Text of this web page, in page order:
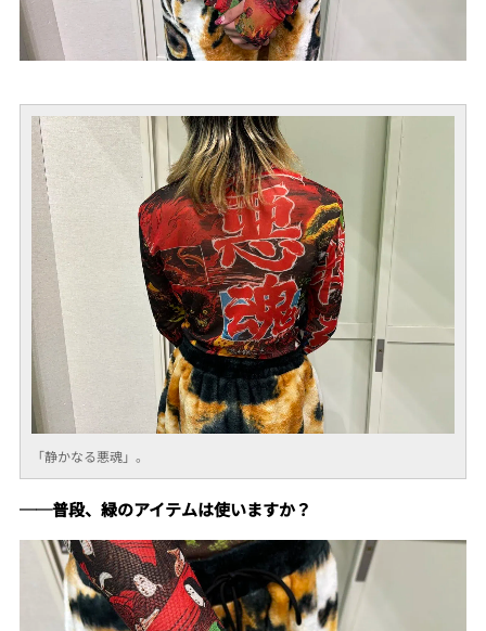
「静かなる悪魂」。
──普段、緑のアイテムは使いますか？